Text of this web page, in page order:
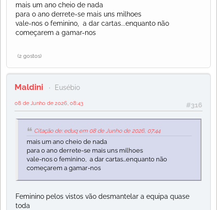
mais um ano cheio de nada
para o ano derrete-se mais uns milhoes
vale-nos o feminino, a dar cartas...enquanto não
começarem a gamar-nos
(2 gostos)
Maldini Eusébio
#316
08 de Junho de 2026, 08:43
Citação de: eduq em 08 de Junho de 2026, 07:44
mais um ano cheio de nada
para o ano derrete-se mais uns milhoes
vale-nos o feminino, a dar cartas...enquanto não
começarem a gamar-nos
Feminino pelos vistos vão desmantelar a equipa quase
toda